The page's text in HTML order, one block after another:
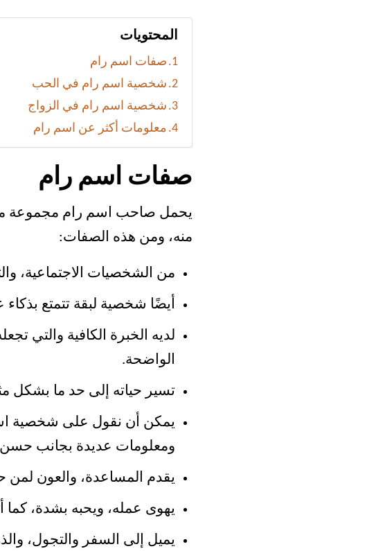
المحتويات
صفات اسم رام
شخصية اسم رام في الحب
شخصية اسم رام في الزواج
معلومات أكثر عن اسم رام
صفات اسم رام
يحمل صاحب اسم رام مجموعة
منه، ومن هذه الصفات:
من الشخصيات الاجتماعية،
أيضًا شخصية لبقة تتمتع بذكاء
لديه الخبرة الكافية والتي
الواضحة.
تسير حياته إلى حد ما بشكل
يمكن أن نقول على شخصية
ومعلومات عديدة بجانب
يقدم المساعدة، والعون لمن
يهوى عمله، ويحبه بشدة، كما
يميل إلى السفر والتجول،